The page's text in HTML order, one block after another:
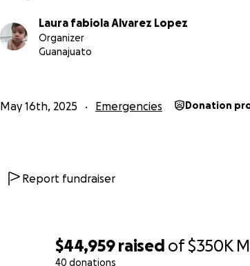
$44,959 raised of$350K
40 donations
Laura fabiola Alvarez Lopez
Organizer
Guanajuato
May 16th, 2025 Emergencies Donation
Report fundraiser